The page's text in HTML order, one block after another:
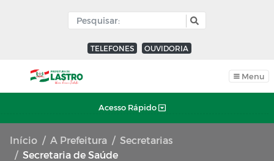
TELEFONES OUVIDORIA
Menu
Acesso Rápido
Início A Prefeitura
Secretarias
Secretaria de Saúde